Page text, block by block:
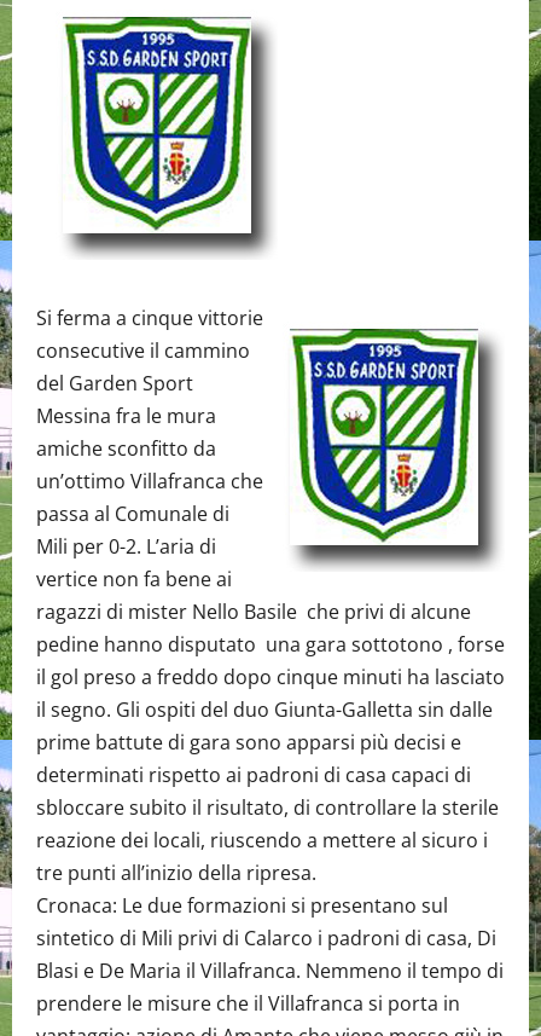
Si ferma a cinque vittorie
consecutive il cammino
del Garden Sport
Messina fra le mura
amiche sconfitto da
un’ottimo Villafranca che
passa al Comunale di
Mili per 0-2. L’aria di
vertice non fa bene ai
ragazzi di mister Nello Basile che privi di alcune
pedine hanno disputato una gara sottotono , forse
il gol preso a freddo dopo cinque minuti ha lasciato
il segno. Gli ospiti del duo Giunta-Galletta sin dalle
prime battute di gara sono apparsi più decisi e
determinati rispetto ai padroni di casa capaci di
sbloccare subito il risultato, di controllare la sterile
reazione dei locali, riuscendo a mettere al sicuro i
tre punti all’inizio della ripresa.
Cronaca: Le due formazioni si presentano sul
sintetico di Mili privi di Calarco i padroni di casa, Di
Blasi e De Maria il Villafranca. Nemmeno il tempo di
prendere le misure che il Villafranca si porta in